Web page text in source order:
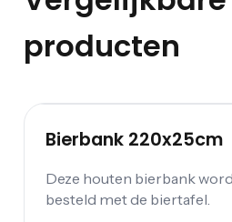
producten
Bierbank 220x25cm
Deze houten bierbank
besteld met de biertafel.